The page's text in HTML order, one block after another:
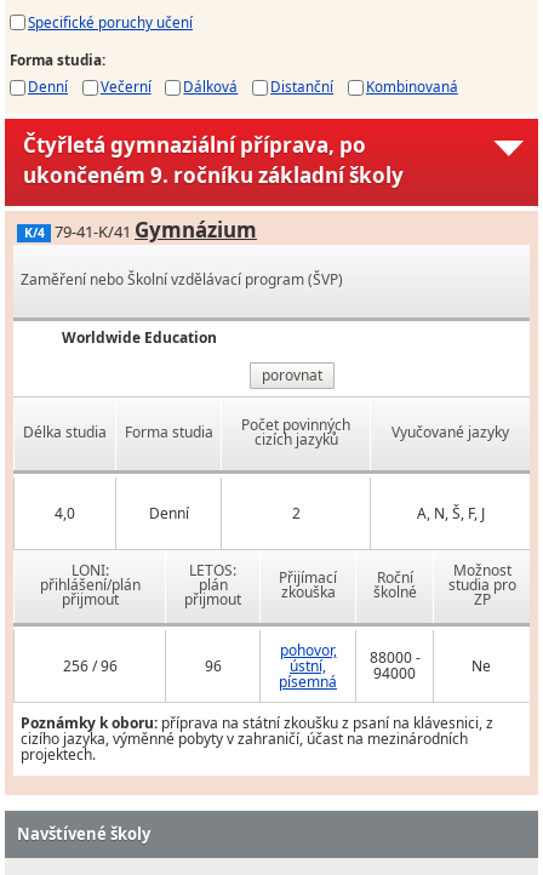
Specifické poruchy učení
Forma studia:
Denní
Večerní Dálková Distanční Kombinovaná
Čtyřletá gymnaziální příprava, po
ukončeném 9. ročníku základní školy
K/4 79-41-K/41 Gymnázium
Zaměření nebo Školní vzdělávací program (ŠVP)
Worldwide Education
porovnat
Délka studia Forma studia Počet povinných
cizích jazyků Vyučované jazyky
4,0 Denní 2 A, N, Š, F, J
LONI:
přihlášení/plán
přijmout
LETOS:
plán
přijmout
Přijímací
zkouška
Roční
školné
Možnost
studia pro
ZP
256 / 96 96
pohovor,
ústní,
písemná
88000 -
94000 Ne
Poznámky k oboru: příprava na státní zkoušku z psaní na klávesnici, z
cizího jazyka, výměnné pobyty v zahraničí, účast na mezinárodních
projektech.
Navštívené školy